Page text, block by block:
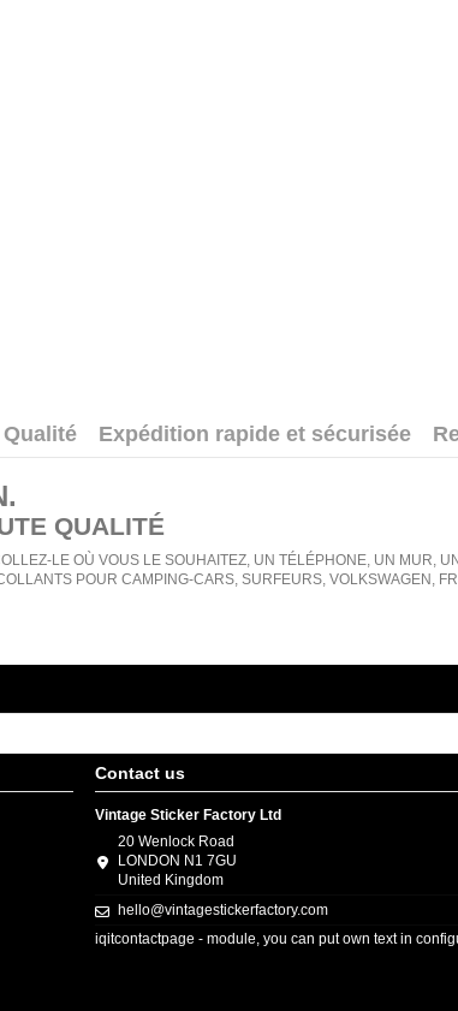
Qualité Expédition rapide et sécurisée
.
QUALITÉ
LE OÙ VOUS LE SOUHAITEZ, UN TÉLÉPHONE, UN MUR,
POUR CAMPING-CARS, SURFEURS, VOLKSWAGEN,
Contact us
Vintage Sticker Factory Ltd
20 Wenlock Road
LONDON N1 7GU
United Kingdom
hello@vintagestickerfactory.com
iqitcontactpage - module, you can put own text in